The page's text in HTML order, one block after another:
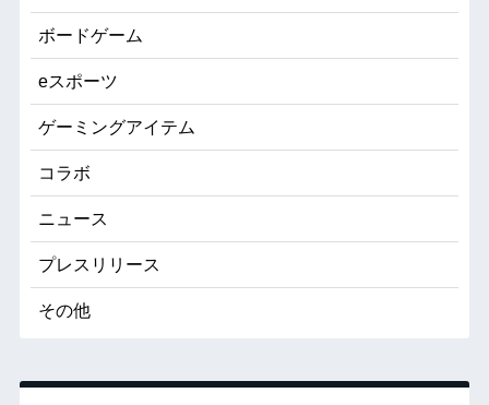
ボードゲーム
eスポーツ
ゲーミングアイテム
コラボ
ニュース
プレスリリース
その他